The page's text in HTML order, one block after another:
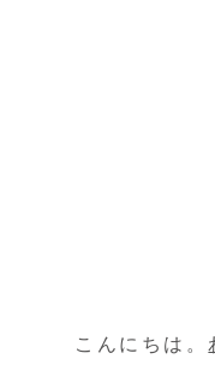
こんにちは。